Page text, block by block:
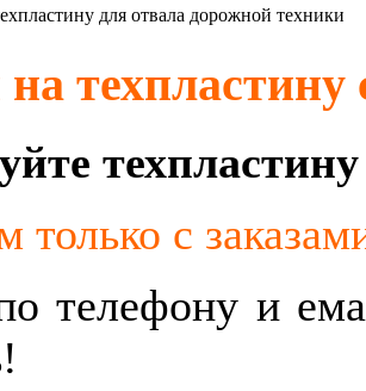
для отвала дорожной техники
техпластину
только с
телефону и
!